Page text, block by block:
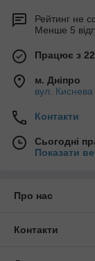
Рейтинг не
Менше 5
Працює з
м. Дніпро
вул.
Контакти
Сьогодні
Показати
Про нас
Контакти